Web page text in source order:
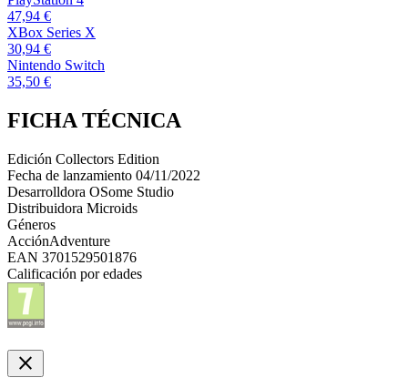
47,94 €
XBox Series X
30,94 €
Nintendo Switch
35,50 €
FICHA TÉCNICA
Edición Collectors Edition
Fecha de lanzamiento 04/11/2022
Desarrolldora OSome Studio
Distribuidora Microids
Géneros
AcciónAdventure
EAN 3701529501876
Calificación por edades
close